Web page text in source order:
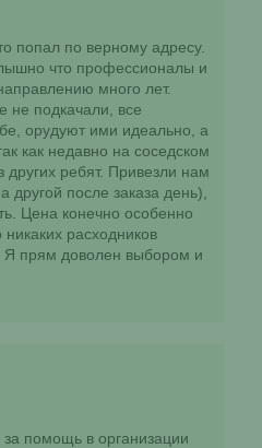
попал по верному адресу.
что профессионалы и
много лет.
не подкачали, все
орудуют ими идеально, а
как недавно на соседском
других ребят. Привезли нам
другой после заказа день),
Цена конечно особенно
расходников
Я прям доволен выбором и
помощь в организации